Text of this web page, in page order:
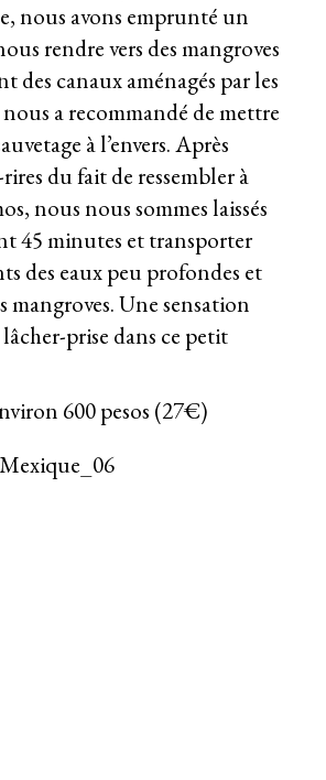
nous avons emprunté un
rendre vers des mangroves
des canaux aménagés par les
a recommandé de mettre
à l’envers. Après
du fait de ressembler à
nous nous sommes laissés
45 minutes et transporter
des eaux peu profondes et
mangroves. Une sensation
prise dans ce petit
600 pesos (27€)